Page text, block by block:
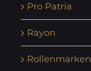
Pro Patria
Rayon
Rollenmarken